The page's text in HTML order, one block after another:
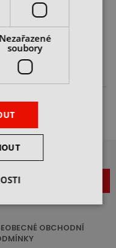
OBCHODNÍ
Nezařazené
soubory